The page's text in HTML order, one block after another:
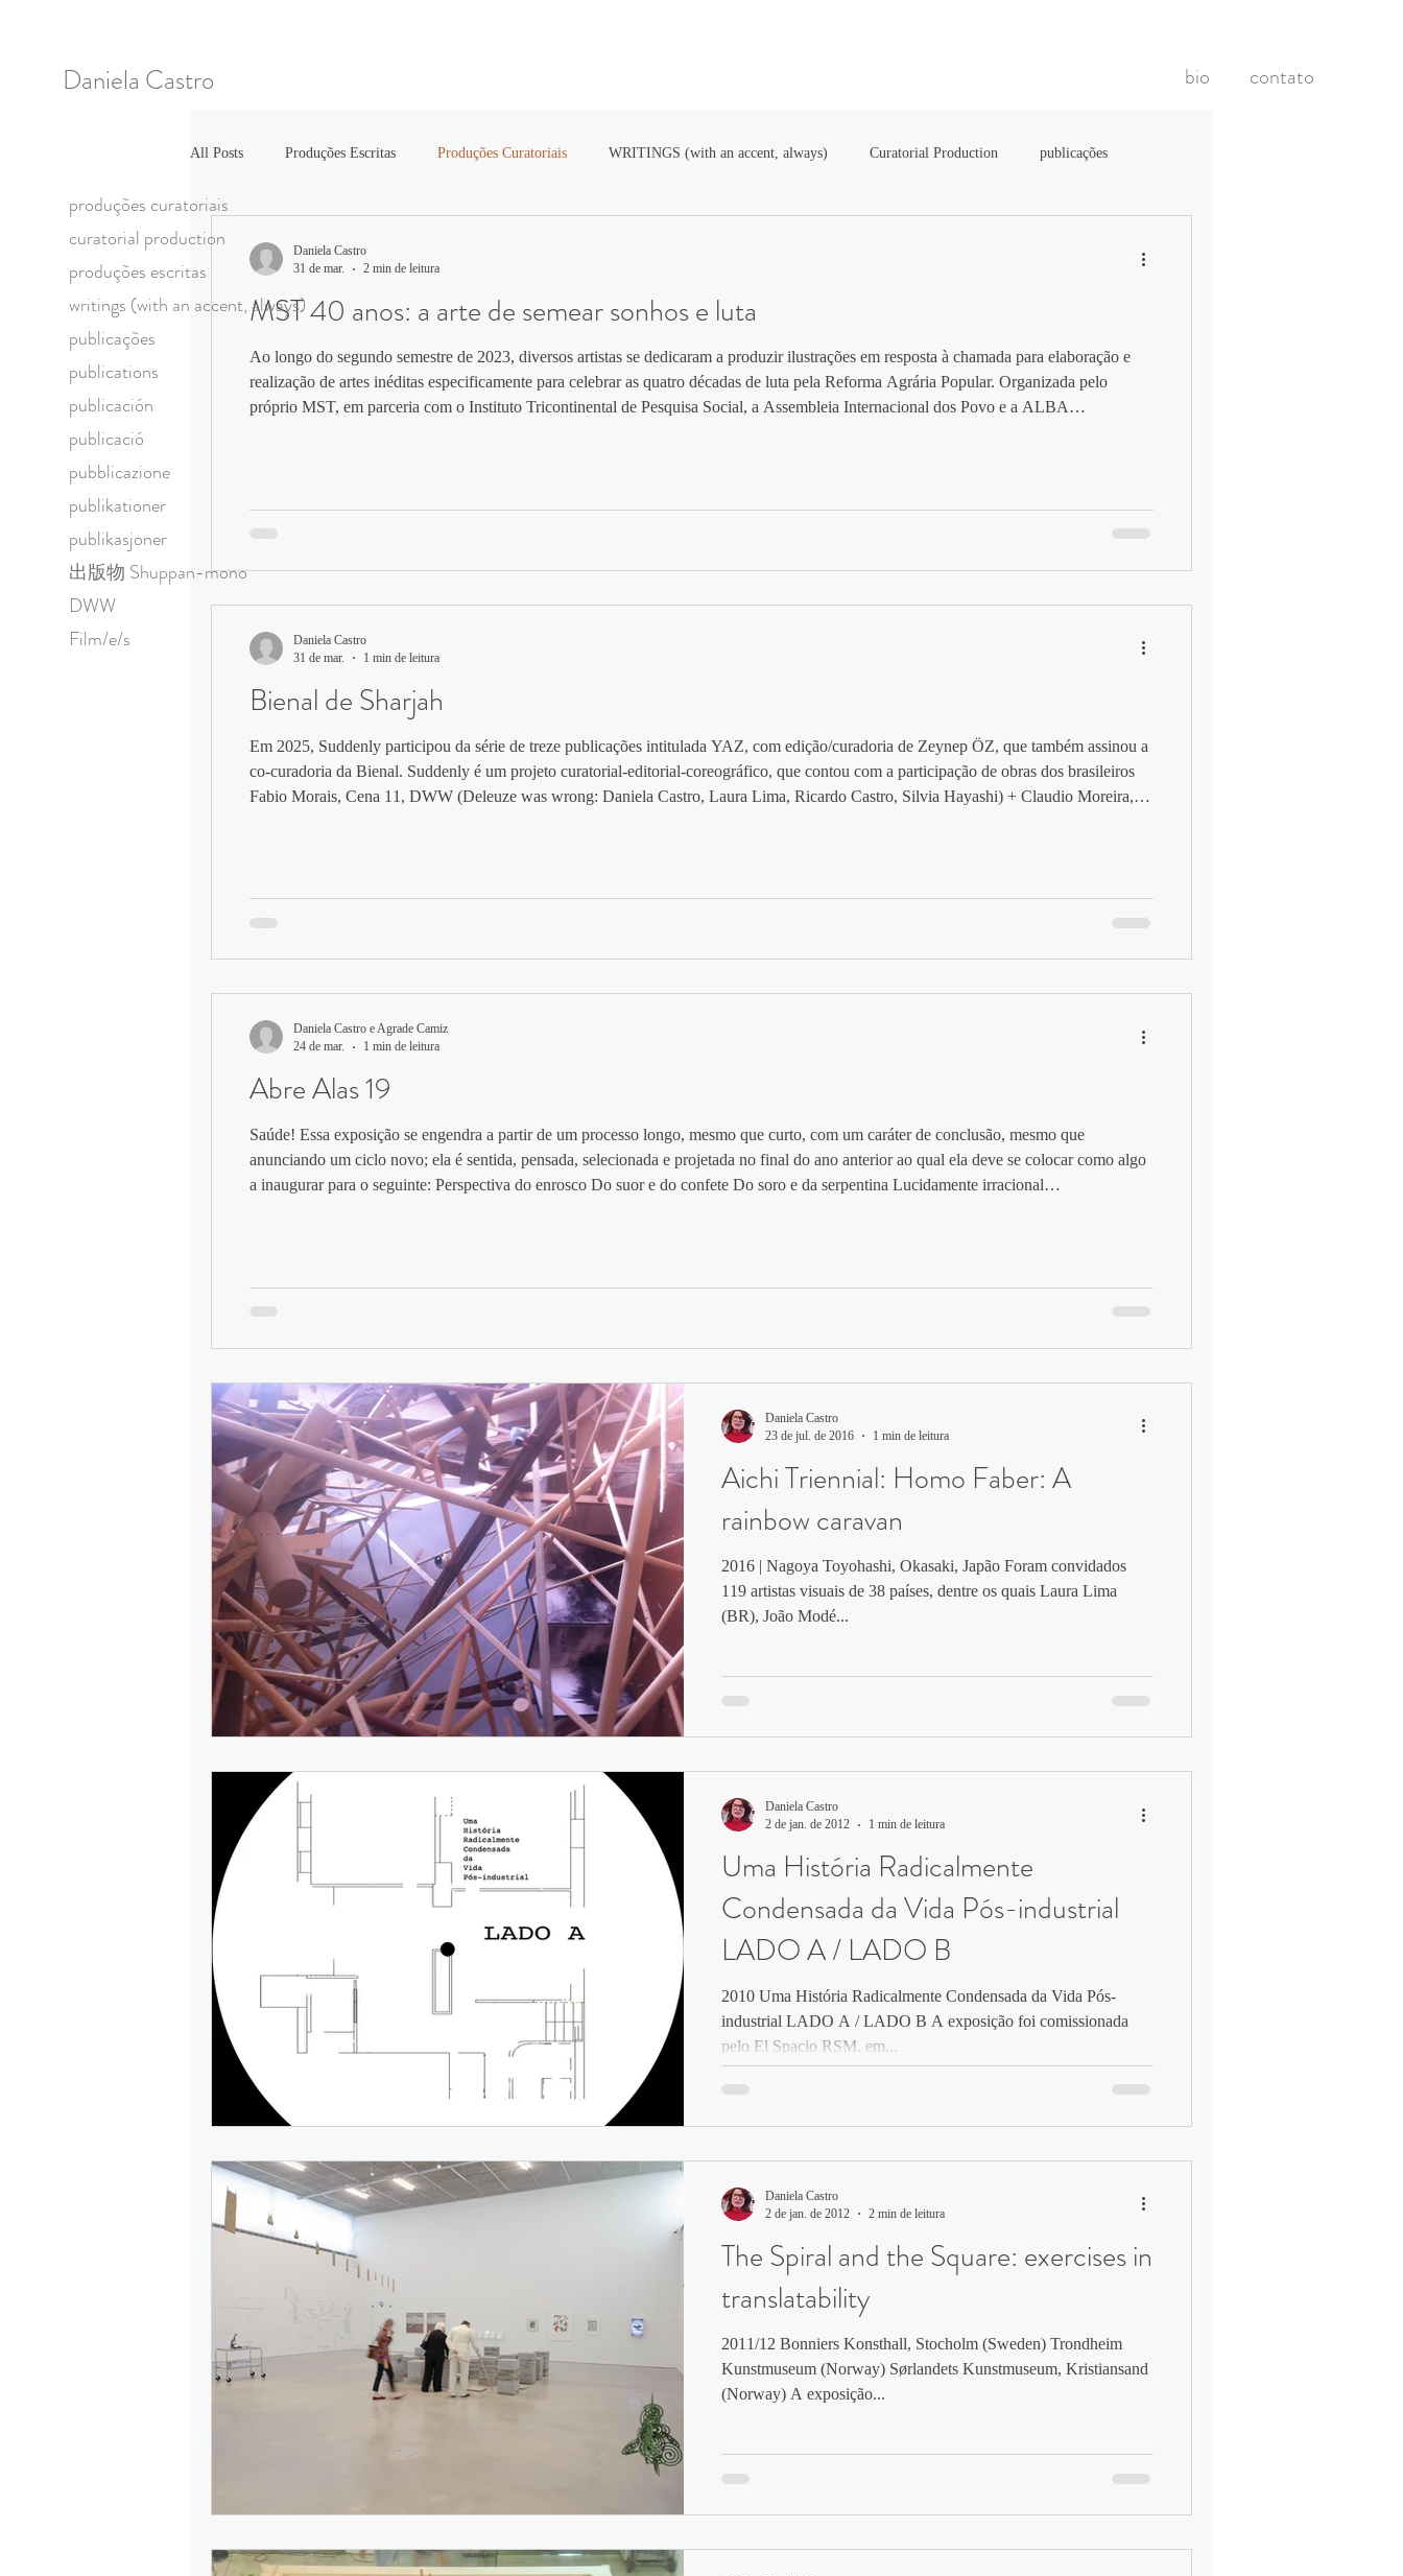
produções curatoriais
curatorial production
produções escritas
writings (with an accent, always)
publicações
publications
publicación
publicació
pubblicazione
publikationer
publikasjoner
出版物 Shuppan-mono
DWW
Film/e/s
Daniela Castro bio contato
All Posts Produções Escritas Produções Curatoriais WRITINGS (with an accent, always) Curatorial Production publicações
um poema por dia / a poem a day DWW Film-e-s
MST 40 anos: a arte de semear sonhos e luta
Ao longo do segundo semestre de 2023, diversos artistas se dedicaram a produzir ilustrações em resposta à chamada para elaboração e
realização de artes inéditas especificamente para celebrar as quatro décadas de luta pela Reforma Agrária Popular. Organizada pelo
próprio MST, em parceria com o Instituto Tricontinental de Pesquisa Social, a Assembleia Internacional dos Povo e a ALBA
Daniela Castro
31 de mar.
2 min de leitura
Bienal de Sharjah
Em 2025, Suddenly participou da série de treze publicações intitulada YAZ, com edição/curadoria de Zeynep ÖZ, que também assinou a
co-curadoria da Bienal. Suddenly é um projeto curatorial-editorial-coreográfico, que contou com a participação de obras dos brasileiros
Fabio Morais, Cena 11, DWW (Deleuze was wrong: Daniela Castro, Laura Lima, Ricardo Castro, Silvia Hayashi) + Claudio Moreira,
Daniela Castro
31 de mar.
1 min de leitura
Abre Alas 19
Saúde! Essa exposição se engendra a partir de um processo longo, mesmo que curto, com um caráter de conclusão, mesmo que
anunciando um ciclo novo; ela é sentida, pensada, selecionada e projetada no final do ano anterior ao qual ela deve se colocar como algo
a inaugurar para o seguinte: Perspectiva do enrosco Do suor e do confete Do soro e da serpentina Lucidamente irracional
Daniela Castro e Agrade Camiz
24 de mar.
1 min de leitura
Aichi Triennial: Homo Faber: A
rainbow caravan
2016 | Nagoya Toyohashi, Okasaki, Japão Foram convidados
119 artistas visuais de 38 países, dentre os quais Laura Lima
(BR), João Modé...
Daniela Castro
23 de jul. de 2016
1 min de leitura
Uma História Radicalmente
Condensada da Vida Pós-industrial
LADO A / LADO B
2010 Uma História Radicalmente Condensada da Vida Pós-
industrial LADO A / LADO B A exposição foi comissionada
pelo El Spacio RSM, em...
Daniela Castro
2 de jan. de 2012
1 min de leitura
The Spiral and the Square: exercises in
translatability
2011/12 Bonniers Konsthall, Stocholm (Sweden) Trondheim
Kunstmuseum (Norway) Sørlandets Kunstmuseum, Kristiansand
(Norway) A exposição...
Daniela Castro
2 de jan. de 2012
2 min de leitura